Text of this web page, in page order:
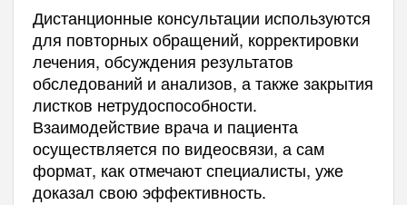
Дистанционные консультации используются
для повторных обращений, корректировки
лечения, обсуждения результатов
обследований и анализов, а также закрытия
листков нетрудоспособности.
Взаимодействие врача и пациента
осуществляется по видеосвязи, а сам
формат, как отмечают специалисты, уже
доказал свою эффективность.